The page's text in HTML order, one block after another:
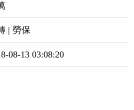
| 勞保
08-13 03:08:20